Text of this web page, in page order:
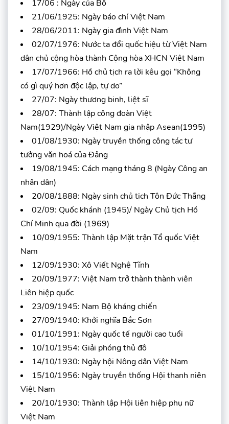
17/06 : Ngày của Bố
21/06/1925: Ngày báo chí Việt Nam
28/06/2011: Ngày gia đình Việt Nam
02/07/1976: Nước ta đổi quốc hiệu từ Việt Nam
dân chủ cộng hòa thành Cộng hòa XHCN Việt Nam
17/07/1966: Hồ chủ tịch ra lời kêu gọi “Không
có gì quý hơn độc lập, tự do”
27/07: Ngày thương binh, liệt sĩ
28/07: Thành lập công đoàn Việt
Nam(1929)/Ngày Việt Nam gia nhập Asean(1995)
01/08/1930: Ngày truyền thống công tác tư
tưởng văn hoá của Đảng
19/08/1945: Cách mạng tháng 8 (Ngày Công an
nhân dân)
20/08/1888: Ngày sinh chủ tịch Tôn Đức Thắng
02/09: Quốc khánh (1945)/ Ngày Chủ tịch Hồ
Chí Minh qua đời (1969)
10/09/1955: Thành lập Mặt trận Tổ quốc Việt
Nam
12/09/1930: Xô Viết Nghệ Tĩnh
20/09/1977: Việt Nam trở thành thành viên
Liên hiệp quốc
23/09/1945: Nam Bộ kháng chiến
27/09/1940: Khởi nghĩa Bắc Sơn
01/10/1991: Ngày quốc tế người cao tuổi
10/10/1954: Giải phóng thủ đô
14/10/1930: Ngày hội Nông dân Việt Nam
15/10/1956: Ngày truyền thống Hội thanh niên
Việt Nam
20/10/1930: Thành lập Hội liên hiệp phụ nữ
Việt Nam